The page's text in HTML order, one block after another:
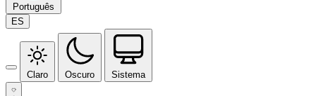
Português
ES
Claro Oscuro Sistema